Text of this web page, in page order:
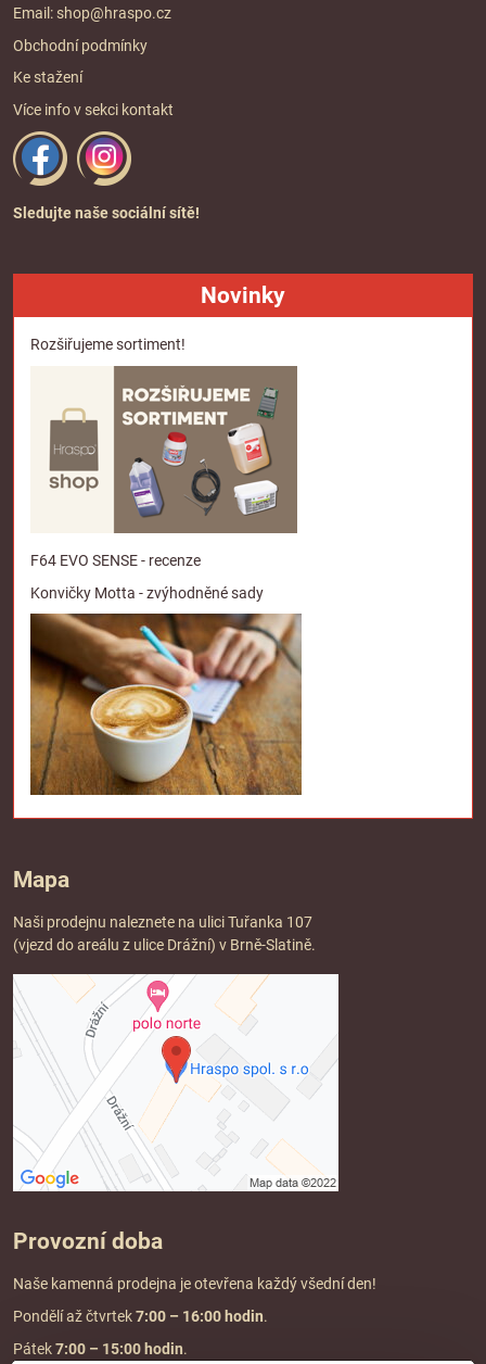
Email: shop@hraspo.cz
Obchodní podmínky
Ke stažení
Více info v sekci kontakt
Sledujte naše sociální sítě!
Novinky
Rozšiřujeme sortiment!
F64 EVO SENSE - recenze
Konvičky Motta - zvýhodněné sady
Mapa
Naši prodejnu naleznete na ulici Tuřanka 107
(vjezd do areálu z ulice Drážní) v Brně-Slatině.
Provozní doba
Naše kamenná prodejna je otevřena každý všední den!
Pondělí až čtvrtek7:00 – 16:00 hodin.
Pátek7:00 – 15:00 hodin.